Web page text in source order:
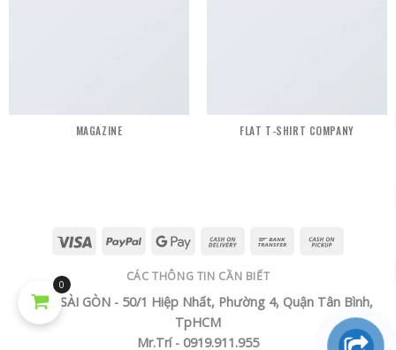
MAGAZINE FLAT T-SHIRT COMPANY
CÁC THÔNG TIN CẦN BIẾT
TECH SÀI GÒN - 50/1 Hiệp Nhất, Phường 4, Quận Tân Bình,
TpHCM
Mr.Trí - 0919.911.955
0